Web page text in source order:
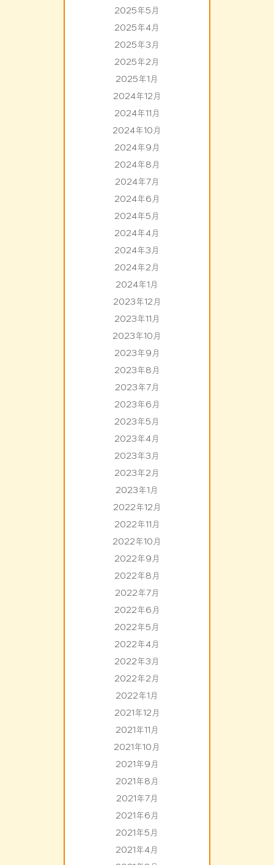
2025年5月
2025年4月
2025年3月
2025年2月
2025年1月
2024年12月
2024年11月
2024年10月
2024年9月
2024年8月
2024年7月
2024年6月
2024年5月
2024年4月
2024年3月
2024年2月
2024年1月
2023年12月
2023年11月
2023年10月
2023年9月
2023年8月
2023年7月
2023年6月
2023年5月
2023年4月
2023年3月
2023年2月
2023年1月
2022年12月
2022年11月
2022年10月
2022年9月
2022年8月
2022年7月
2022年6月
2022年5月
2022年4月
2022年3月
2022年2月
2022年1月
2021年12月
2021年11月
2021年10月
2021年9月
2021年8月
2021年7月
2021年6月
2021年5月
2021年4月